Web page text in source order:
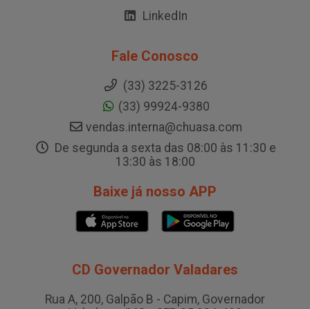
LinkedIn
Fale Conosco
(33) 3225-3126
(33) 99924-9380
vendas.interna@chuasa.com
De segunda a sexta das 08:00 às 11:30 e
13:30 às 18:00
Baixe já nosso APP
CD Governador Valadares
Rua A, 200, Galpão B - Capim, Governador